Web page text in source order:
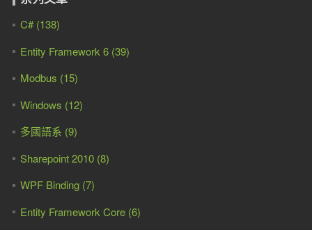
C# (138)
Entity Framework 6 (39)
Modbus (15)
Windows (12)
多國語系 (9)
Sharepoint 2010 (8)
WPF Binding (7)
Entity Framework Core (6)